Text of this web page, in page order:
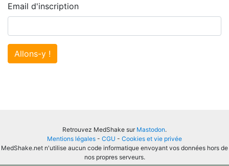
Email d'inscription
Allons-y !
Retrouvez MedShake sur Mastodon.
Mentions légales - CGU - Cookies et vie privée
MedShake.net n'utilise aucun code informatique envoyant vos données hors de
nos propres serveurs.